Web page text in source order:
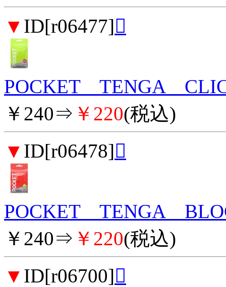
▼ ID[r06477]
POCKET TENGA
￥240⇒ ￥220(税込)
▼ ID[r06478]
POCKET TENGA
￥240⇒ ￥220(税込)
▼ ID[r06700]